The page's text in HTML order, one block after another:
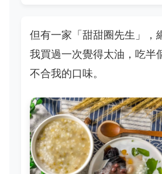
但有一家「甜甜圈先生」，
我買過一次覺得太油，吃半
不合我的口味。